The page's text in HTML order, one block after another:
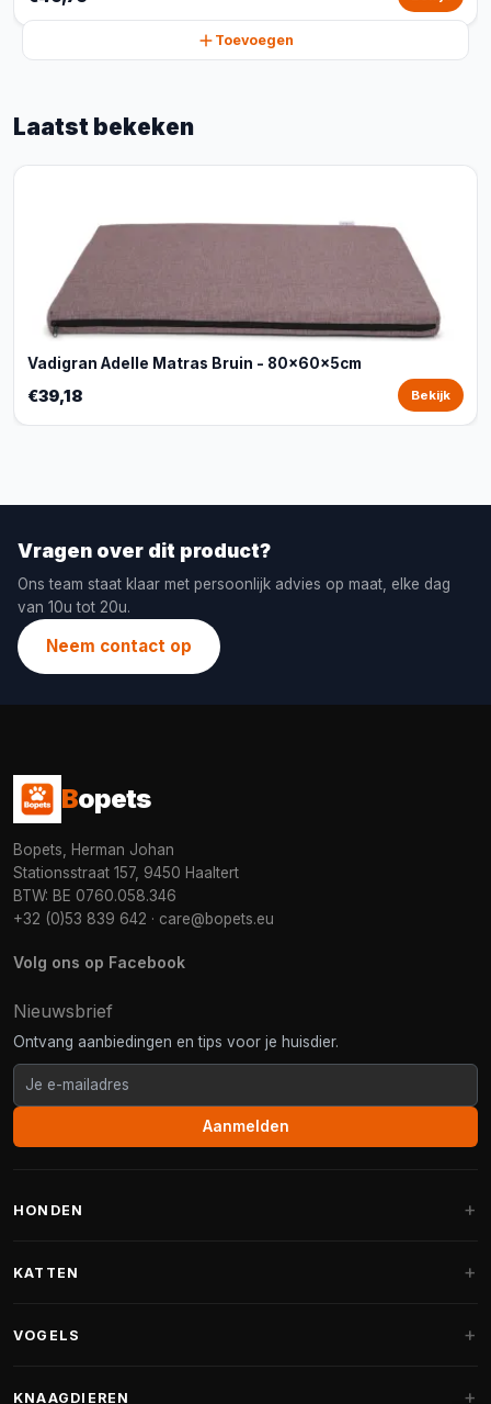
Toevoegen
Laatst bekeken
Vadigran Adelle Matras Bruin - 80x60x5cm
€39,18 Bekijk
Vragen over dit product?
Ons team staat klaar met persoonlijk advies op maat, elke dag
van 10u tot 20u.
Neem contact op
Bopets
Bopets, Herman Johan
Stationsstraat 157, 9450 Haaltert
BTW: BE 0760.058.346
+32 (0)53 839 642 · care@bopets.eu
Volg ons op Facebook
Nieuwsbrief
Ontvang aanbiedingen en tips voor je huisdier.
Aanmelden
HONDEN
Fantail hondenmanden
KATTEN
VOGELS
KNAAGDIEREN